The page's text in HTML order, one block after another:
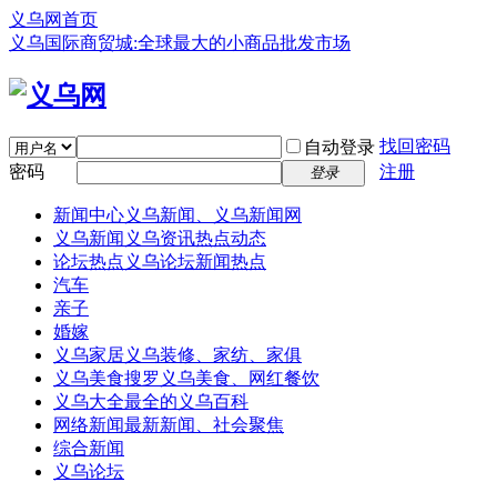
义乌网首页
义乌国际商贸城:全球最大的小商品批发市场
自动登录 找回密码
密码
登录 注册
新闻中心义乌新闻、义乌新闻网
义乌新闻 义乌资讯热点动态
论坛热点 义乌论坛新闻热点
汽车
亲子
婚嫁
义乌家居义乌装修、家纺、家俱
义乌美食搜罗义乌美食、网红餐饮
义乌大全最全的义乌百科
网络新闻最新新闻、社会聚焦
综合新闻
义乌论坛